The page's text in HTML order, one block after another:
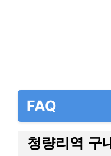
FAQ
청량리역 구